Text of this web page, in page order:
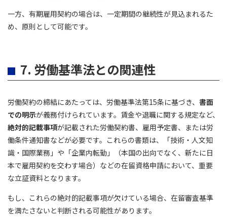
一方、有期雇用契約の場合は、一定期間の継続性が見込まれるた
め、原則として可能です。
7. 労働基準法との関連性
労働契約の締結にあたっては、労働基準法第15条に基づき、 書面
での明示が義務付けられています。賃金や退職に関する規定など、
絶対的記載事項が記載された労働契約書、雇用予定書、または労
働条件通知書などが必要です。これらの書類は、「技術・人文知
識・国際業務」や「企業内転勤」（本国の出向でなく、新たに日
本で雇用契約を交わす場合）などの在留資格申請において、重要
な立証資料となります。
もし、これらの絶対的記載事項が欠けている場合、在留審査基準
を満たさないと判断される可能性があります。